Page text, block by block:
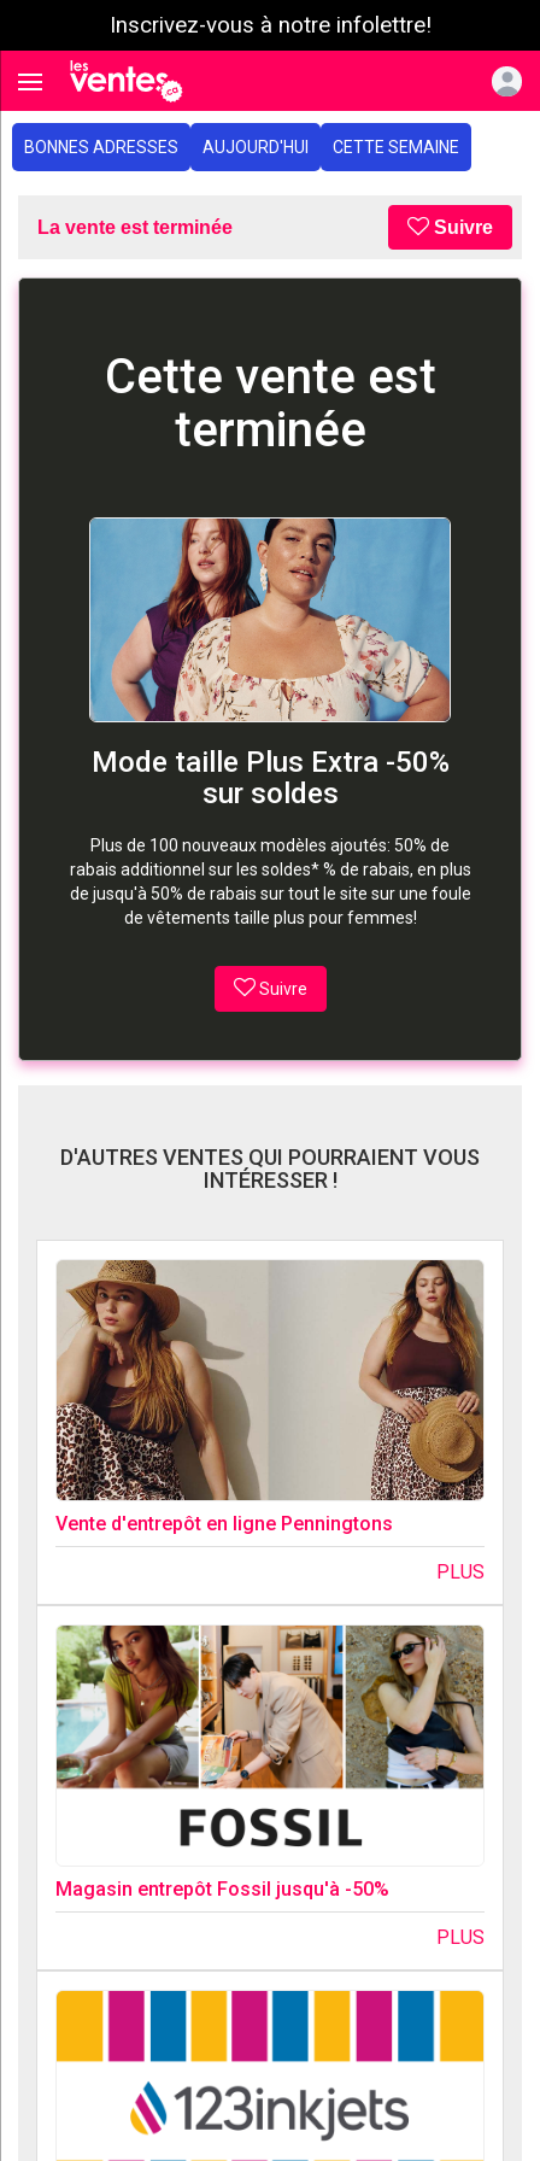
Inscrivez-vous à notre infolettre!
Toggle navigation
BONNES ADRESSES AUJOURD'HUI CETTE SEMAINE
La vente est terminée Suivre
Cette vente est
terminée
Mode taille Plus Extra -50%
sur soldes
Plus de 100 nouveaux modèles ajoutés: 50% de
rabais additionnel sur les soldes* % de rabais, en plus
de jusqu'à 50% de rabais sur tout le site sur une foule
de vêtements taille plus pour femmes!
Suivre
D'AUTRES VENTES QUI POURRAIENT VOUS
INTÉRESSER !
Vente d'entrepôt en ligne Penningtons
PLUS
Magasin entrepôt Fossil jusqu'à -50%
PLUS